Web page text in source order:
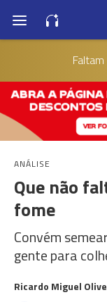
Faltam
ANÁLISE
Que não
fome
Convém
gente para
Ricardo Miguel